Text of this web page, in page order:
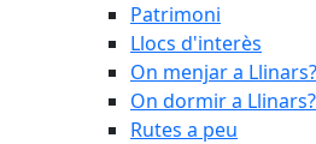
Patrimoni
Llocs d'interès
On menjar a Llinars?
On dormir a Llinars?
Rutes a peu